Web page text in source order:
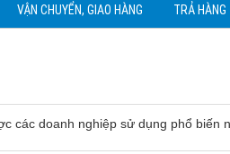
VẬN CHUYỂN, GIAO HÀNG TRẢ HÀNG
các doanh nghiệp sử dụng phổ biến